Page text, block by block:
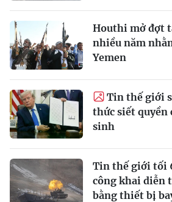
Houthi mở đợt
nhiều năm
Yemen
Tin thế giới
thức siết quyền
sinh
Tin thế giới tối
công khai diễn
bằng thiết bị